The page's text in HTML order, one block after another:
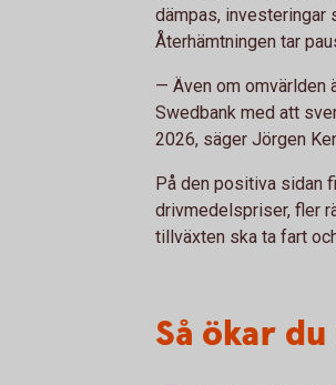
dämpas, investeringar
Återhämtningen tar
— Även om omvärlden
Swedbank med att
2026, säger Jörgen
På den positiva sidan
drivmedelspriser, fler
tillväxten ska ta fart
Så ökar